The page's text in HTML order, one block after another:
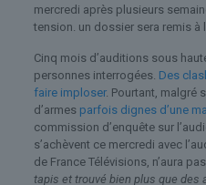
mercredi après plusieurs
tension. un dossier sera remis à
Cinq mois d’auditions sous
personnes interrogées. Des
faire imploser. Pourtant, malgré
d’armes parfois dignes d’une
commission d’enquête sur
s’achèvent ce mercredi avec
de France Télévisions, n’aura
tapis et trouvé bien plus que des